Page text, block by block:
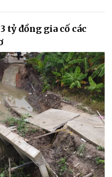
tỷ đồng gia cố các